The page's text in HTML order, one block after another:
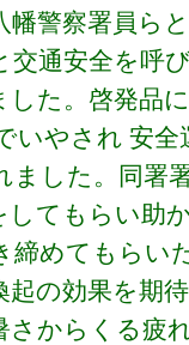
幡警察署員ら
交通安全を呼
した。啓発品
いやされ 安
ました。同署
してもらい助
締めてもらい
起の効果を期
さからくる疲